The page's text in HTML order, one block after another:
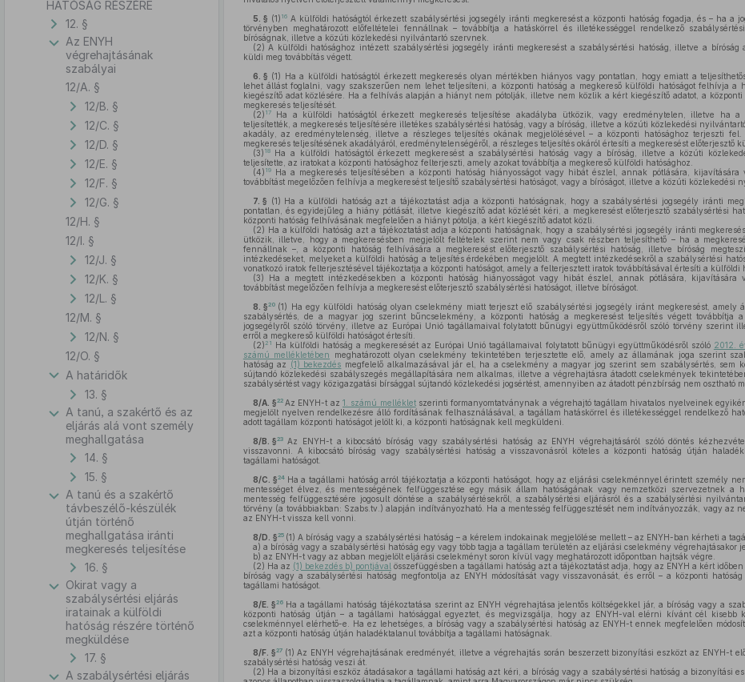
HATÓSÁG RÉSZÉRE
12. §
Az ENYH
végrehajtásának
szabályai
12/A. §
12/B. §
12/C. §
12/D. §
12/E. §
12/F. §
12/G. §
12/H. §
12/I. §
12/J. §
12/K. §
12/L. §
12/M. §
12/N. §
12/O. §
A határidők
13. §
A tanú, a szakértő és az
eljárás alá vont személy
meghallgatása
14. §
15. §
A tanú és a szakértő
távbeszélő-készülék
útján történő
meghallgatása iránti
megkeresés teljesítése
16. §
Okirat vagy a
szabálysértési eljárás
iratainak a külföldi
hatóság részére történő
megküldése
17. §
A szabálysértési eljárás
5. § (1) 16A külföldi hatóságtól érkezett szabálysértési jogsegély iránti megkeresést a központi hatóság fogadja, és – ha a
törvényben meghatározott előfeltételei fennállnak – továbbítja a hatáskörrel és illetékességgel rendelkező
bíróságnak, illetve a közúti közlekedési nyilvántartó szervnek.
(2) A külföldi hatósághoz intézett szabálysértési jogsegély iránti megkeresést a szabálysértési hatóság, illetve a bíróság
küldi meg továbbítás végett.
6. § (1) Ha a külföldi hatóságtól érkezett megkeresés olyan mértékben hiányos vagy pontatlan, hogy emiatt a
lehet állást foglalni, vagy szakszerűen nem lehet teljesíteni, a központi hatóság a megkereső külföldi hatóságot felhívja a
kiegészítő adat közlésére. Ha a felhívás alapján a hiányt nem pótolják, illetve nem közlik a kért kiegészítő adatot, a központi
megkeresés teljesítését.
(2) 17Ha a külföldi hatóságtól érkezett megkeresés teljesítése akadályba ütközik, vagy eredménytelen, illetve ha a
teljesítették, a megkeresés teljesítésére illetékes szabálysértési hatóság, vagy a bíróság, illetve a közúti közlekedési
akadály, az eredménytelenség, illetve a részleges teljesítés okának megjelölésével – a központi hatósághoz terjeszti fel.
megkeresés teljesítésének akadályáról, eredménytelenségéről, a részleges teljesítés okáról értesíti a megkeresést előterjesztő
(3) 18Ha a külföldi hatóságtól érkezett megkeresést a szabálysértési hatóság vagy a bíróság, illetve a közúti
teljesítette, az iratokat a központi hatósághoz felterjeszti, amely azokat továbbítja a megkereső külföldi hatósághoz.
(4) 19Ha a megkeresés teljesítésében a központi hatóság hiányosságot vagy hibát észlel, annak pótlására, kijavítására
továbbítást megelőzően felhívja a megkeresést teljesítő szabálysértési hatóságot, vagy a bíróságot, illetve a közúti közlekedési
7. § (1) Ha a külföldi hatóság azt a tájékoztatást adja a központi hatóságnak, hogy a szabálysértési jogsegély iránti
pontatlan, és egyidejűleg a hiány pótlását, illetve kiegészítő adat közlését kéri, a megkeresést előterjesztő szabálysértési
központi hatóság felhívásának megfelelően a hiányt pótolja, a kért kiegészítő adatot közli.
(2) Ha a külföldi hatóság azt a tájékoztatást adja a központi hatóságnak, hogy a szabálysértési jogsegély iránti
ütközik, illetve, hogy a megkeresésben megjelölt feltételek szerint nem vagy csak részben teljesíthető – ha a
fennállnak –, a központi hatóság felhívására a megkeresést előterjesztő szabálysértési hatóság, illetve bíróság
intézkedéseket, melyeket a külföldi hatóság a teljesítés érdekében megjelölt. A megtett intézkedésekről a szabálysértési
vonatkozó iratok felterjesztésével tájékoztatja a központi hatóságot, amely a felterjesztett iratok továbbításával értesíti a külföldi
(3) Ha a megtett intézkedésekben a központi hatóság hiányosságot vagy hibát észlel, annak pótlására, kijavítására
továbbítást megelőzően felhívja a megkeresést előterjesztő szabálysértési hatóságot, illetve bíróságot.
8. §20 (1) Ha egy külföldi hatóság olyan cselekmény miatt terjeszt elő szabálysértési jogsegély iránt megkeresést, amely
szabálysértés, de a magyar jog szerint bűncselekmény, a központi hatóság a megkeresést teljesítés végett továbbítja
jogsegélyről szóló törvény, illetve az Európai Unió tagállamaival folytatott bűnügyi együttműködésről szóló törvény szerint
erről a megkereső külföldi hatóságot értesíti.
(2) 21 Ha külföldi hatóság a megkeresését az Európai Unió tagállamaival folytatott bűnügyi együttműködésről szóló 2012.
számú mellékletében meghatározott olyan cselekmény tekintetében terjesztette elő, amely az államának joga szerint
hatóság az (1) bekezdés megfelelő alkalmazásával jár el, ha a cselekmény a magyar jog szerint sem szabálysértés, sem
sújtandó közlekedési szabályszegés megállapítására nem alkalmas, illetve a végrehajtásra átadott cselekmények
szabálysértést vagy közigazgatási bírsággal sújtandó közlekedési jogsértést, amennyiben az átadott pénzbírság nem osztható
8/A. §22 Az ENYH-t az1. számú mellékletszerinti formanyomtatványnak a végrehajtó tagállam hivatalos nyelveinek
megjelölt nyelven rendelkezésre álló fordításának felhasználásával, a tagállam hatáskörrel és illetékességgel rendelkező
adott tagállam központi hatóságot jelölt ki, a központi hatóságnak kell megküldeni.
8/B. §23
Az ENYH-t a kibocsátó bíróság vagy szabálysértési hatóság az ENYH végrehajtásáról szóló döntés
visszavonni. A kibocsátó bíróság vagy szabálysértési hatóság a visszavonásról köteles a központi hatóság útján
tagállami hatóságot.
8/C. §24 Ha a tagállami hatóság arról tájékoztatja a központi hatóságot, hogy az eljárási cselekménnyel érintett személy
mentességet élvez, és mentességének felfüggesztése egy másik állam hatóságának vagy nemzetközi szervezetnek a
mentesség felfüggesztésére jogosult döntése a szabálysértésekről, a szabálysértési eljárásról és a szabálysértési
törvény (a továbbiakban: Szabs.tv.) alapján indítványozható. Ha a mentesség felfüggesztését nem indítványozzák, vagy az
az ENYH-t vissza kell vonni.
8/D. §25 (1) A bíróság vagy a szabálysértési hatóság – a kérelem indokainak megjelölése mellett – az ENYH-ban kérheti a
a) a bíróság vagy a szabálysértési hatóság egy vagy több tagja a tagállam területén az eljárási cselekmény végrehajtásakor
b) az ENYH-t vagy az abban megjelölt eljárási cselekményt soron kívül vagy meghatározott időpontban hajtsák végre.
(2) Ha az (1) bekezdés b) pontjával összefüggésben a tagállami hatóság azt a tájékoztatást adja, hogy az ENYH a kért
bíróság vagy a szabálysértési hatóság megfontolja az ENYH módosítását vagy visszavonását, és erről – a központi
tagállami hatóságot.
8/E. §26 Ha a tagállami hatóság tájékoztatása szerint az ENYH végrehajtása jelentős költségekkel jár, a bíróság vagy a
központi hatóság útján – a tagállami hatósággal egyeztet, és megvizsgálja, hogy az ENYH-val elérni kívánt cél kisebb
cselekménnyel elérhető-e. Ha ez lehetséges, a bíróság vagy a szabálysértési hatóság az ENYH-t ennek megfelelően
azt a központi hatóság útján haladéktalanul továbbítja a tagállami hatóságnak.
8/F. §27 (1) Az ENYH végrehajtásának eredményét, illetve a végrehajtás során beszerzett bizonyítási eszközt az ENYH-t
szabálysértési hatóság veszi át.
(2) Ha a bizonyítási eszköz átadásakor a tagállami hatóság azt kéri, a bíróság vagy a szabálysértési hatóság a bizonyítási